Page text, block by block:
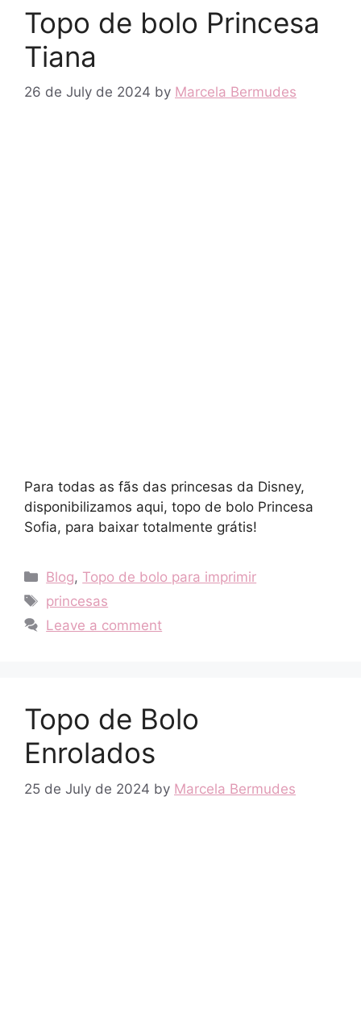
Topo de bolo Princesa
Tiana
26 de July de 2024 by Marcela Bermudes
Para todas as fãs das princesas da Disney,
disponibilizamos aqui, topo de bolo Princesa
Sofia, para baixar totalmente grátis!
Categories
Blog, Topo de bolo para imprimir
Tags
princesas
Leave a comment
Topo de Bolo
Enrolados
25 de July de 2024 by Marcela Bermudes